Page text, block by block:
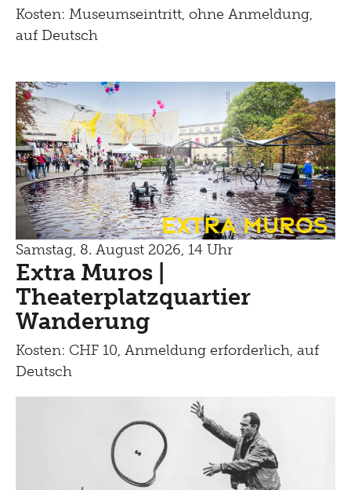
Kosten: Museumseintritt, ohne Anmeldung,
auf Deutsch
Extra Muros
Samstag, 8. August 2026, 14 Uhr
Extra Muros |
Theaterplatzquartier
Wanderung
Kosten: CHF 10, Anmeldung erforderlich, auf
Deutsch